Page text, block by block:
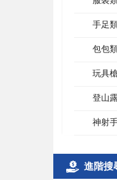
手足
包包
玩具
登山
神射
進階搜